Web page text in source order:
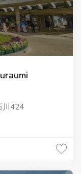
川424